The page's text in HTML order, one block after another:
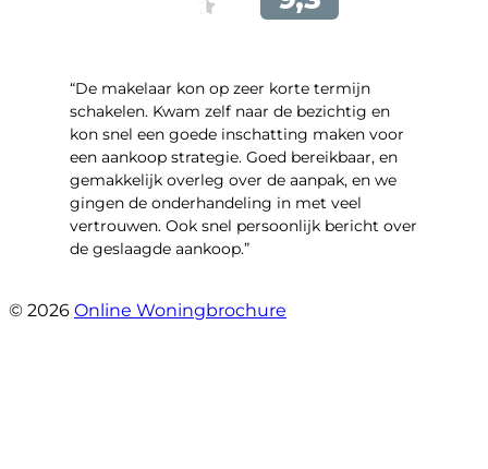
“De makelaar kon op zeer korte termijn
schakelen. Kwam zelf naar de bezichtig en
kon snel een goede inschatting maken voor
een aankoop strategie. Goed bereikbaar, en
gemakkelijk overleg over de aanpak, en we
gingen de onderhandeling in met veel
vertrouwen. Ook snel persoonlijk bericht over
de geslaagde aankoop.”
© 2026 Online Woningbrochure